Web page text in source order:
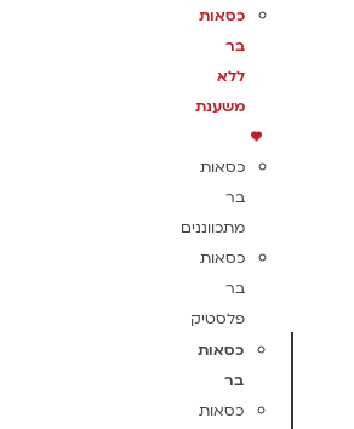
כסאות
בר
ללא
משענת
כסאות
בר
מתכווננים
כסאות
בר
פלסטיק
כסאות
בר
כסאות